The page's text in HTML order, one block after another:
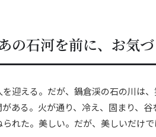
の石河を前に、お気
迎える。だが、鍋倉渓の石の川は
ある。火が通り、冷え、固まり、
れた。美しい。だが、美しいだけで